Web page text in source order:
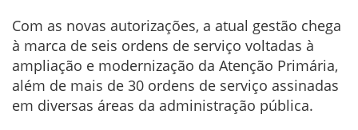
Com as novas autorizações, a atual gestão chega
à marca de seis ordens de serviço voltadas à
ampliação e modernização da Atenção Primária,
além de mais de 30 ordens de serviço assinadas
em diversas áreas da administração pública.